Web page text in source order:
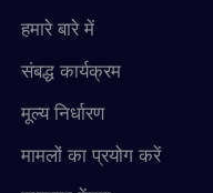
हमारे बारे में
संबद्ध कार्यक्रम
मूल्य निर्धारण
मामलों का प्रयोग करें